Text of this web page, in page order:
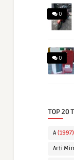
0
0
TOP 20
A (1997)
Arti